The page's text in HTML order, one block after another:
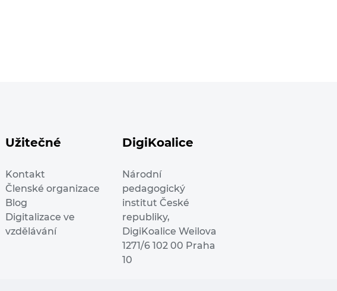
Užitečné
Kontakt
Členské organizace
Blog
Digitalizace ve
vzdělávání
DigiKoalice
Národní
pedagogický
institut České
republiky,
DigiKoalice Weilova
1271/6 102 00 Praha
10